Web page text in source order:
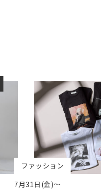
ファッション
7月31日(金)～